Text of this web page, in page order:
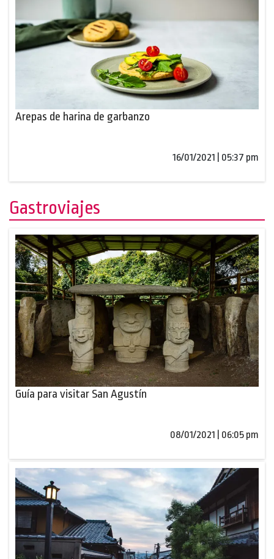
Arepas de harina de garbanzo
16/01/2021 | 05:37 pm
Gastroviajes
Guía para visitar San Agustín
08/01/2021 | 06:05 pm